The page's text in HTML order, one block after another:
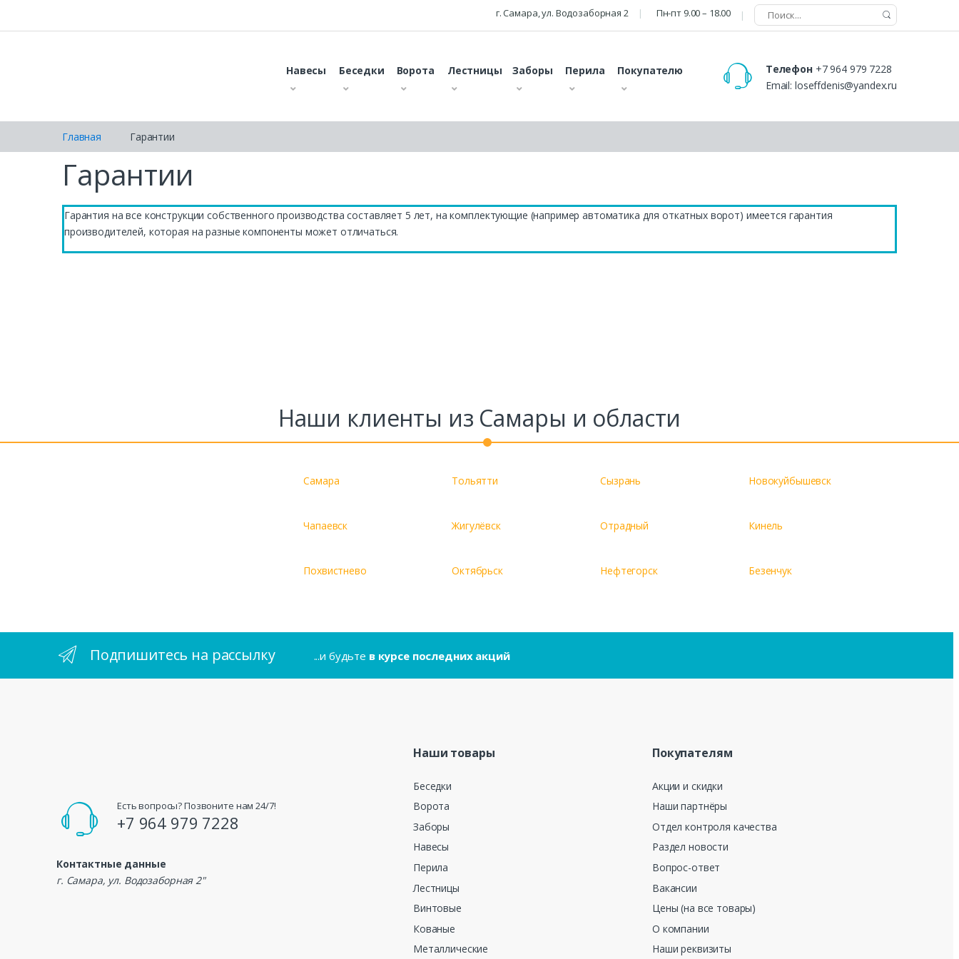
г. Самара, ул. Водозаборная 2 Пн-пт 9.00 – 18.00
Навесы Беседки Ворота Лестницы Заборы Перила Покупателю Телефон +7 964 979 7228
Email: loseffdenis@yandex.ru
Главная Гарантии
Гарантии
Гарантия на все конструкции собственного производства составляет 5 лет, на комплектующие (например автоматика для откатных ворот) имеется гарантия
производителей, которая на разные компоненты может отличаться.
Наши клиенты из Самары и области
Самара Тольятти Сызрань Новокуйбышевск
Чапаевск Жигулёвск Отрадный Кинель
Похвистнево Октябрьск Нефтегорск Безенчук
Подпишитесь на рассылку ...и будьте в курсе последних акций
Есть вопросы? Позвоните нам 24/7!
+7 964 979 7228
Контактные данные
г. Самара, ул. Водозаборная 2"
Наши товары
Беседки
Ворота
Заборы
Навесы
Перила
Лестницы
Винтовые
Кованые
Металлические
Покупателям
Акции и скидки
Наши партнёры
Отдел контроля качества
Раздел новости
Вопрос-ответ
Вакансии
Цены (на все товары)
О компании
Наши реквизиты